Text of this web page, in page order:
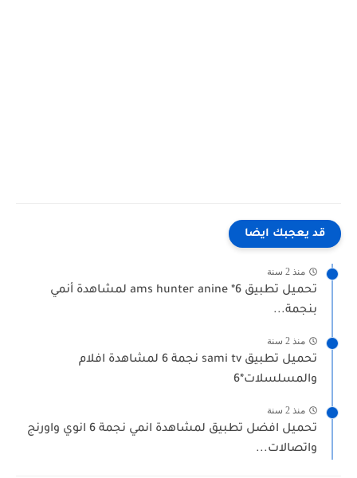
قد يعجبك ايضا
منذ 2 سنة
تحميل تطبيق ams hunter anine *6 لمشاهدة أنمي
بنجمة...
منذ 2 سنة
تحميل تطبيق sami tv نجمة 6 لمشاهدة افلام
والمسلسلات*6
منذ 2 سنة
تحميل افضل تطبيق لمشاهدة انمي نجمة 6 انوي واورنج
واتصالات...